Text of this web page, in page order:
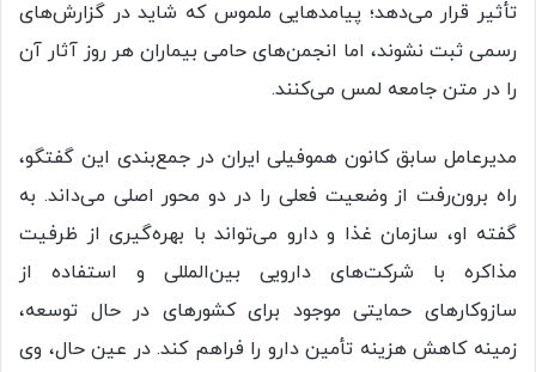
تأثیر قرار می‌دهد؛ پیامدهایی ملموس که شاید در گزارش‌های
رسمی ثبت نشوند، اما انجمن‌های حامی بیماران هر روز آثار آن
را در متن جامعه لمس می‌کنند.
مدیرعامل سابق کانون هموفیلی ایران در جمع‌بندی این گفتگو،
راه برون‌رفت از وضعیت فعلی را در دو محور اصلی می‌داند. به
گفته او، سازمان غذا و دارو می‌تواند با بهره‌گیری از ظرفیت
مذاکره با شرکت‌های دارویی بین‌المللی و استفاده از
سازوکارهای حمایتی موجود برای کشورهای در حال توسعه،
زمینه کاهش هزینه تأمین دارو را فراهم کند. در عین حال، وی